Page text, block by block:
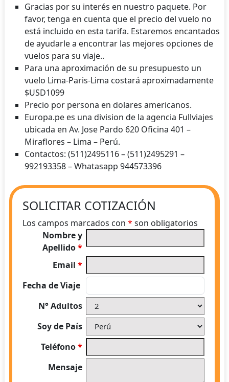
Gracias por su interés en nuestro paquete. Por
favor, tenga en cuenta que el precio del vuelo no
está incluido en esta tarifa. Estaremos encantados
de ayudarle a encontrar las mejores opciones de
vuelos para su viaje..
Para una aproximación de su presupuesto un
vuelo Lima-Paris-Lima costará aproximadamente
$USD1099
Precio por persona en dolares americanos.
Europa.pe es una division de la agencia Fullviajes
ubicada en Av. Jose Pardo 620 Oficina 401 –
Miraflores – Lima – Perú.
Contactos: (511)2495116 – (511)2495291 –
992193358 – Whatasapp 944573396
SOLICITAR COTIZACIÓN
Los campos marcados con * son obligatorios
Nombre y
Apellido*
Email*
Fecha de Viaje
N° Adultos
Soy de País
Teléfono*
Mensaje